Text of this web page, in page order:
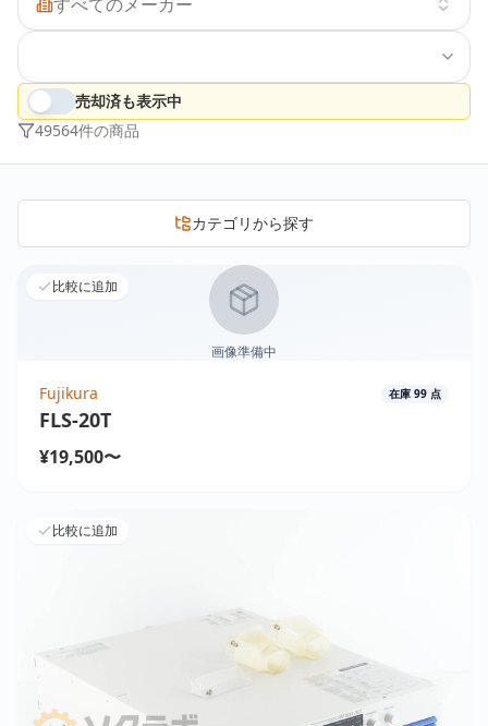
売却済も表示中
49564件の商品
カテゴリから探す
比較に追加
画像準備中
Fujikura 在庫 99 点
FLS-20T
¥19,500〜
比較に追加